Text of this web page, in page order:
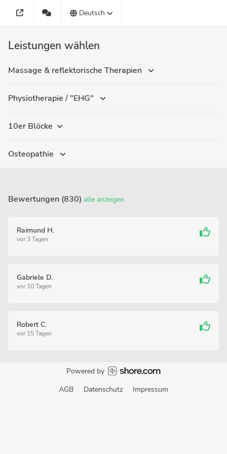
Deutsch
Leistungen wählen
Massage & reflektorische Therapien
Physiotherapie / "EHG"
10er Blöcke
Osteopathie
Bewertungen (830) alle anzeigen
Raimund H.
vor 3 Tagen
Gabriele D.
vor 10 Tagen
Robert C.
vor 15 Tagen
Powered by
AGB
Datenschutz Impressum